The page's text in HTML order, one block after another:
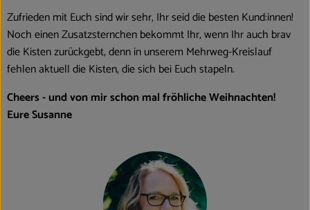
Zufrieden mit Euch sind wir sehr, Ihr seid die besten Kund:innen!
Noch einen Zusatzsternchen bekommt Ihr, wenn Ihr auch brav
die Kisten zurückgebt, denn in unserem Mehrweg-Kreislauf
fehlen aktuell die Kisten, die sich bei Euch stapeln.
Cheers - und von mir schon mal fröhliche Weihnachten!
Eure Susanne